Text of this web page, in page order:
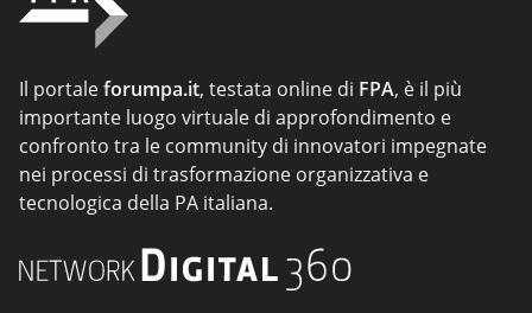
Il portaleforumpa.it, testata online di FPA, è il più
importante luogo virtuale di approfondimento e
confronto tra le community di innovatori impegnate
nei processi di trasformazione organizzativa e
tecnologica della PA italiana.